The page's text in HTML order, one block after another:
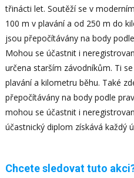
třinácti let. Soutěží se v
100 m v plavání a od 250 m do
jsou přepočítávány na body
Mohou se účastnit i
určena starším závodníkům. Ti
plavání a kilometru běhu. Také
přepočítávány na body podle
mohou se účastnit i
účastnický diplom získává každý
Chcete sledovat tuto